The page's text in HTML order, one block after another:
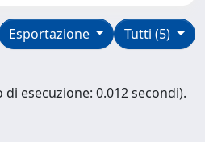
Tutti (5)
Esportazione
esecuzione: 0.012 secondi).